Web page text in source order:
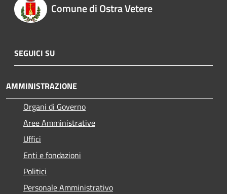
Comune di Ostra Vetere
SEGUICI SU
AMMINISTRAZIONE
Organi di Governo
Aree Amministrative
Uffici
Enti e fondazioni
Politici
Personale Amministrativo